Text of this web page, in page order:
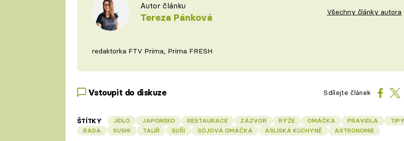
Autor článku
Tereza Pánková Všechny články autora
redaktorka FTV Prima, Prima FRESH
Vstoupit do diskuze Sdílejte článek
ŠTÍTKY JÍDLO JAPONSKO RESTAURACE ZÁZVOR RÝŽE OMÁČKA PRAVIDLA
TIPY
RADA
SUSHI TALÍŘ SUŠI SÓJOVÁ OMÁČKA ASIJSKÁ KUCHYNĚ ASTRONOMIE